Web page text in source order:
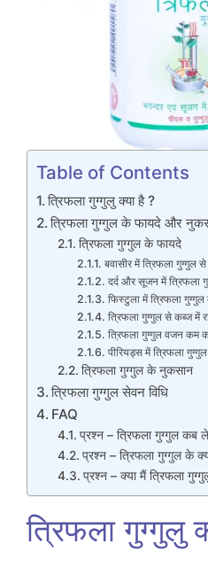
Table of Contents
त्रिफला गुग्गुलु क्या है ?
त्रिफला गुग्गुल के फायदे और
त्रिफला गुग्गुल के फायदे
बवासीर में त्रिफला गुग्गुल
दर्द और सूजन में त्रिफला
फिस्टुला में त्रिफला
त्रिफला गुग्गुल से कब्ज में
त्रिफला गुग्गुल वजन कम
पीरियड्स में त्रिफला
त्रिफला गुग्गुल के नुकसान
त्रिफला गुग्गुल सेवन विधि
FAQ
प्रश्न – त्रिफला गुग्गुल कब
प्रश्न – त्रिफला गुग्गुल के
प्रश्न – क्या मैं त्रिफला
त्रिफला गुग्गुलु